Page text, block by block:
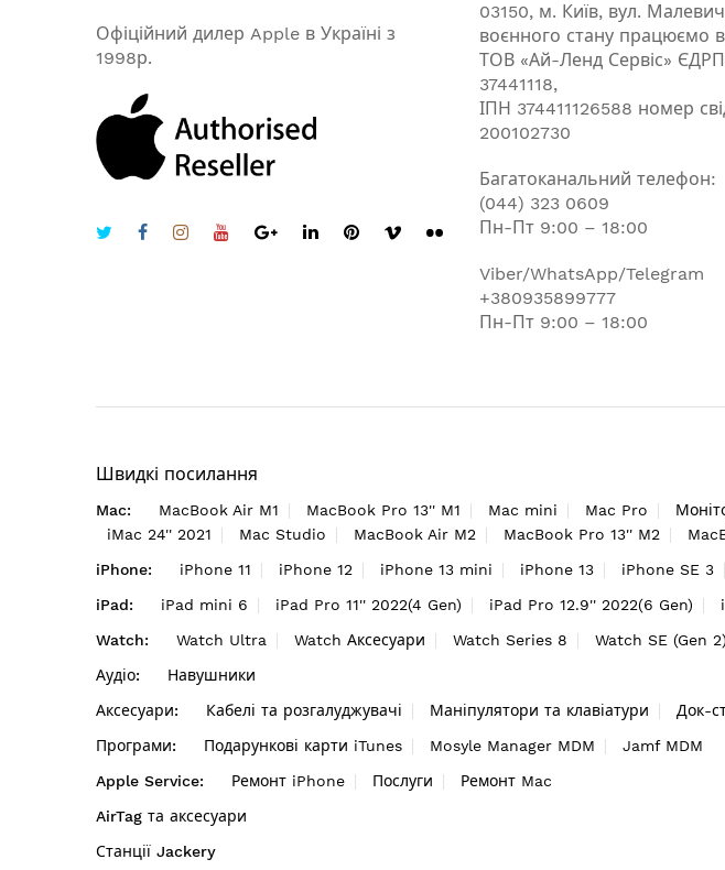
Офіційний дилер Apple в Україні з
1998р.
03150, м. Київ, вул.
воєнного стану працюємо
ТОВ «Ай-Ленд Сервіс»
37441118,
ІПН 374411126588 номер
200102730
Багатоканальний телефон:
(044) 323 0609
Пн-Пт 9:00 – 18:00
Viber/WhatsApp/Telegram
+380935899777
Пн-Пт 9:00 – 18:00
Швидкі посилання
Mac: MacBook Air M1 MacBook Pro 13'' M1 Mac mini Mac Pro
iMac 24'' 2021
Mac Studio MacBook Air M2 MacBook Pro 13'' M2
iPhone:
iPhone 11 iPhone 12 iPhone 13 mini iPhone 13 iPhone SE 3
iPad:
iPad mini 6 iPad Pro 11'' 2022(4 Gen) iPad Pro 12.9'' 2022(6 Gen)
Watch:
Watch Ultra Watch Аксесуари Watch Series 8
Watch SE (Gen 2)
Аудіо:
Навушники
Аксесуари:
Кабелі та розгалуджувачі Маніпулятори та клавіатури Док-
Програми:
Подарункові карти iTunes Mosyle Manager MDM
Jamf MDM
Apple Service:
Ремонт iPhone Послуги
Ремонт Mac
AirTag та аксесуари
Станції Jackery